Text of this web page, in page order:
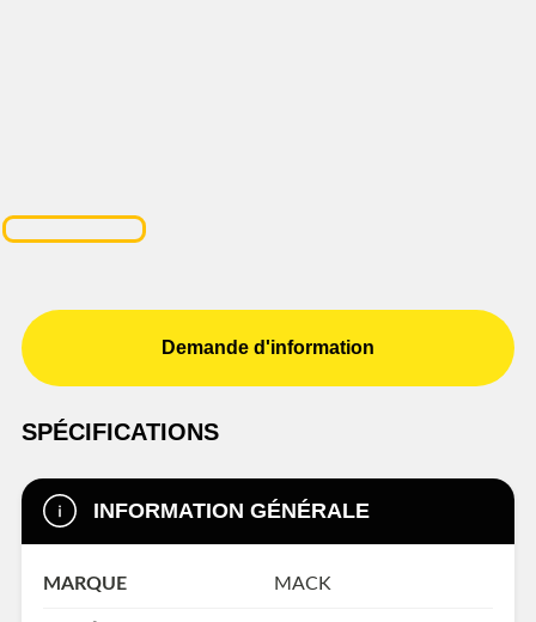
Demande d'information
SPÉCIFICATIONS
INFORMATION GÉNÉRALE
MARQUE MACK